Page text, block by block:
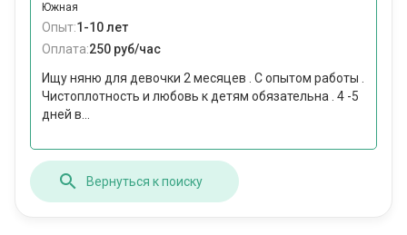
Южная
Опыт:1-10 лет
Оплата:250 руб/час
Ищу няню для девочки 2 месяцев . С опытом работы .
Чистоплотность и любовь к детям обязательна . 4 -5
дней в...
Вернуться к поиску